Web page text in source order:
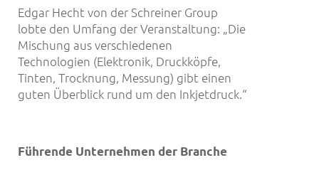
Edgar Hecht von der Schreiner Group
lobte den Umfang der Veranstaltung: „Die
Mischung aus verschiedenen
Technologien (Elektronik, Druckköpfe,
Tinten, Trocknung, Messung) gibt einen
guten Überblick rund um den Inkjetdruck.“
Führende Unternehmen der Branche